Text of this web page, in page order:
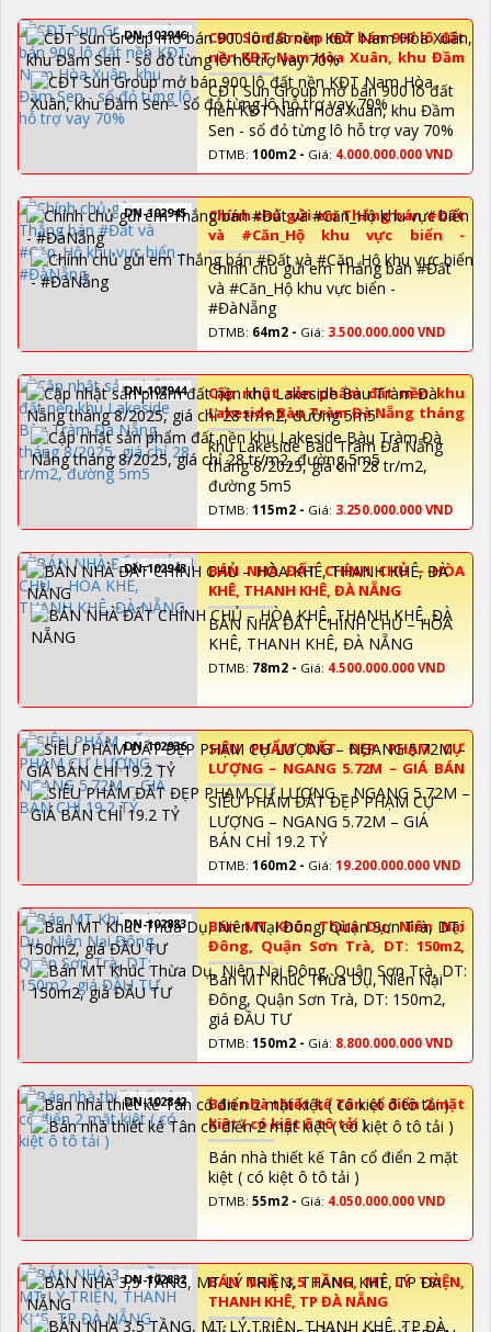
DN-102946
CĐT Sun Group mở bán 900 lô đất
nền KĐT Nam Hòa Xuân, khu Đầm
Sen - sổ đỏ từng lô hỗ trợ vay 70%
CĐT Sun Group mở bán 900 lô đất
nền KĐT Nam Hòa Xuân, khu Đầm
Sen - sổ đỏ từng lô hỗ trợ vay 70%
DTMB: 100m2 - Giá: 4.000.000.000 VND
DN-102945
Chính chủ gửi em Thắng bán #Đất
và #Căn_Hộ khu vực biển -
#ĐàNẵng
Chính chủ gửi em Thắng bán #Đất
và #Căn_Hộ khu vực biển -
#ĐàNẵng
DTMB: 64m2 - Giá: 3.500.000.000 VND
DN-102944
Cập nhật sản phẩm đất nền khu
Lakeside Bàu Tràm Đà Nẵng tháng
8/2025, giá chỉ 28 tr/m2, đường 5m5
khu Lakeside Bàu Tràm Đà Nẵng
tháng 8/2025, giá chỉ 28 tr/m2,
đường 5m5
DTMB: 115m2 - Giá: 3.250.000.000 VND
DN-102943
BÁN NHÀ ĐẤT CHÍNH CHỦ – HÒA
KHÊ, THANH KHÊ, ĐÀ NẴNG
BÁN NHÀ ĐẤT CHÍNH CHỦ – HÒA
KHÊ, THANH KHÊ, ĐÀ NẴNG
DTMB: 78m2 - Giá: 4.500.000.000 VND
DN-102936
SIÊU PHẨM ĐẤT ĐẸP PHẠM CỰ
LƯỢNG – NGANG 5.72M – GIÁ BÁN
CHỈ 19.2 TỶ
SIÊU PHẨM ĐẤT ĐẸP PHẠM CỰ
LƯỢNG – NGANG 5.72M – GIÁ
BÁN CHỈ 19.2 TỶ
DTMB: 160m2 - Giá: 19.200.000.000 VND
DN-102883
Bán MT Khúc Thừa Dụ, Niên Nại
Đông, Quận Sơn Trà, DT: 150m2,
giá ĐẦU TƯ
Bán MT Khúc Thừa Dụ, Niên Nại
Đông, Quận Sơn Trà, DT: 150m2,
giá ĐẦU TƯ
DTMB: 150m2 - Giá: 8.800.000.000 VND
DN-102842
Bán nhà thiết kế Tân cổ điển 2 mặt
kiệt ( có kiệt ô tô tải )
Bán nhà thiết kế Tân cổ điển 2 mặt
kiệt ( có kiệt ô tô tải )
DTMB: 55m2 - Giá: 4.050.000.000 VND
DN-102832
BÁN NHÀ 3,5 TẦNG, MT LÝ TRIỆN,
THANH KHÊ, TP ĐÀ NẴNG